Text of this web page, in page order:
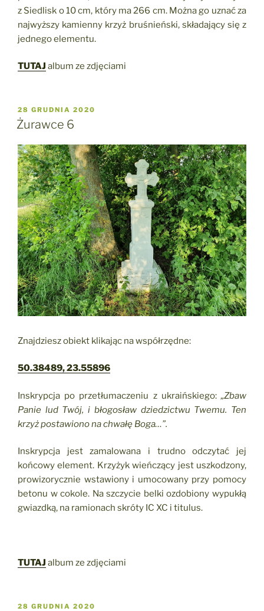
z Siedlisk o 10 cm, który ma 266 cm. Można go uznać za
najwyższy kamienny krzyż bruśnieński, składający się z
jednego elementu.
TUTAJ album ze zdjęciami
OPUBLIKOWANE
W
28 GRUDNIA 2020
Żurawce 6
Znajdziesz obiekt klikając na współrzędne:
50.38489, 23.55896
Inskrypcja po przetłumaczeniu z ukraińskiego:„Zbaw
Panie lud Twój, i błogosław dziedzictwu Twemu. Ten
krzyż postawiono na chwałę Boga…”.
Inskrypcja jest zamalowana i trudno odczytać jej
końcowy element. Krzyżyk wieńczący jest uszkodzony,
prowizorycznie wstawiony i umocowany przy pomocy
betonu w cokole. Na szczycie belki ozdobiony wypukłą
gwiazdką, na ramionach skróty IC XC i titulus.
TUTAJ album ze zdjęciami
OPUBLIKOWANE
28 GRUDNIA 2020